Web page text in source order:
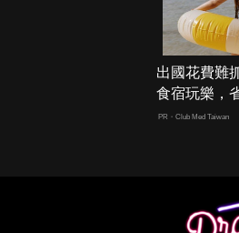
出國花費難
食宿玩樂，
PR・Club Med Taiwan